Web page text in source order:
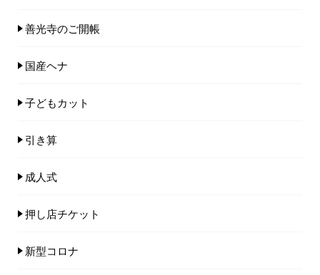
善光寺のご開帳
国産ヘナ
子どもカット
引き算
成人式
押し店チケット
新型コロナ